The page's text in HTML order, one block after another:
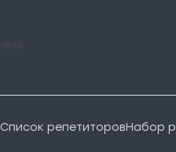
Список репетиторовНабор